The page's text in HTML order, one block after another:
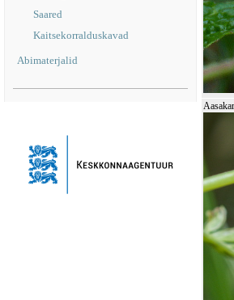
Saared
Kaitsekorralduskavad
Abimaterjalid